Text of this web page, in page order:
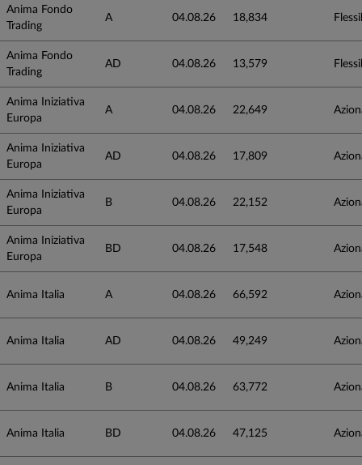
Anima Fondo
Trading
A 04.08.26 18,834
Anima Fondo
Trading
AD 04.08.26 13,579
Anima Iniziativa
Europa
A 04.08.26 22,649
Anima Iniziativa
Europa
AD 04.08.26 17,809
Anima Iniziativa
Europa
B 04.08.26 22,152
Anima Iniziativa
Europa
BD 04.08.26 17,548
Anima Italia A 04.08.26 66,592
Anima Italia AD 04.08.26 49,249
Anima Italia B 04.08.26 63,772
Anima Italia BD 04.08.26 47,125